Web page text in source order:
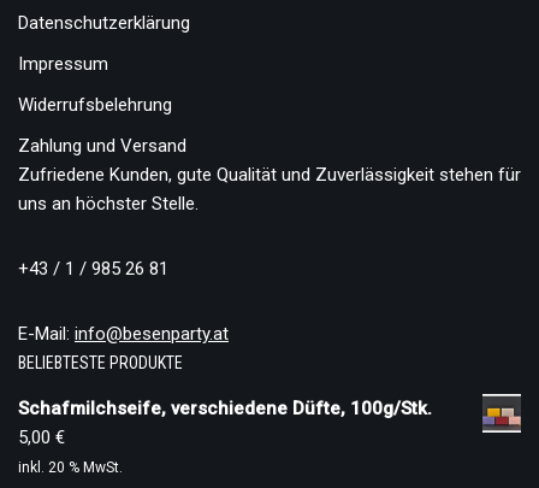
Datenschutzerklärung
Impressum
Widerrufsbelehrung
Zahlung und Versand
Zufriedene Kunden, gute Qualität und Zuverlässigkeit stehen für
uns an höchster Stelle.
+43 / 1 / 985 26 81
E-Mail: info@besenparty.at
BELIEBTESTE PRODUKTE
Schafmilchseife, verschiedene Düfte, 100g/Stk.
5,00 €
inkl. 20 % MwSt.